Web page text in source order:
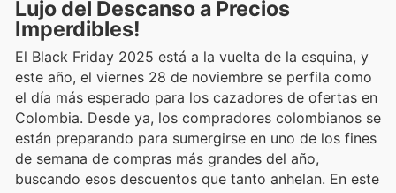
Lujo del Descanso a Precios
Imperdibles!
El Black Friday 2025 está a la vuelta de la esquina, y
este año, el viernes 28 de noviembre se perfila como
el día más esperado para los cazadores de ofertas en
Colombia. Desde ya, los compradores colombianos se
están preparando para sumergirse en uno de los fines
de semana de compras más grandes del año,
buscando esos descuentos que tanto anhelan. En este